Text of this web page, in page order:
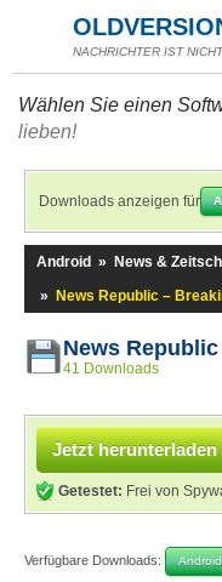
NACHRICHTER IST
Wählen Sie einen
lieben!
Downloads anzeigen für
Android » News &
»
News Republic –
News
41 Downloads
Jetzt herunterladen
Getestet: Frei von
Verfügbare Downloads: Android